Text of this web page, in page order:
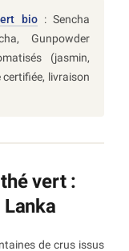
bio: Sencha
Gunpowder
(jasmin,
livraison
vert :
de crus issus